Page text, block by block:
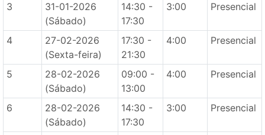
3
31-01-2026
(Sábado)
14:30 -
17:30
3:00 Presencial
4
27-02-2026
(Sexta-feira)
17:30 -
21:30
4:00 Presencial
5
28-02-2026
(Sábado)
09:00 -
13:00
4:00 Presencial
6
28-02-2026
(Sábado)
14:30 -
17:30
3:00 Presencial